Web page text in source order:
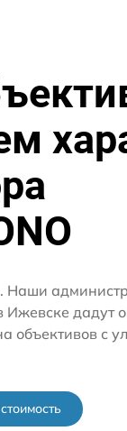
Наши
Ижевске дадут
объективов с